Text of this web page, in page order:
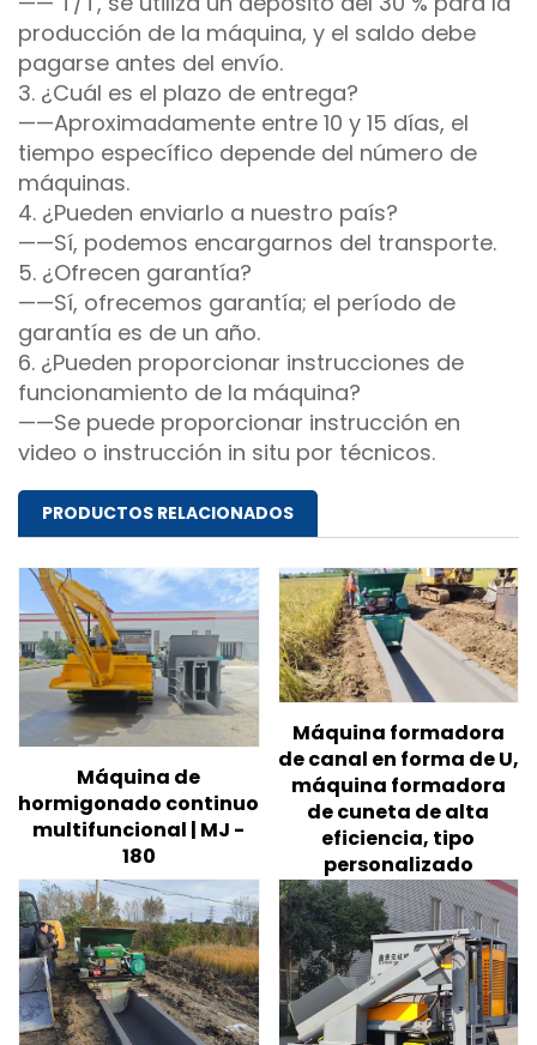
producción de la máquina, y el saldo debe
pagarse antes del envío.
3. ¿Cuál es el plazo de entrega?
——Aproximadamente entre 10 y 15 días, el
tiempo específico depende del número de
máquinas.
4. ¿Pueden enviarlo a nuestro país?
——Sí, podemos encargarnos del transporte.
5. ¿Ofrecen garantía?
——Sí, ofrecemos garantía; el período de
garantía es de un año.
6. ¿Pueden proporcionar instrucciones de
funcionamiento de la máquina?
——Se puede proporcionar instrucción en
video o instrucción in situ por técnicos.
PRODUCTOS RELACIONADOS
Máquina de
hormigonado continuo
multifuncional | MJ -
180
Máquina formadora
de canal en forma de U,
máquina formadora
de cuneta de alta
eficiencia, tipo
personalizado